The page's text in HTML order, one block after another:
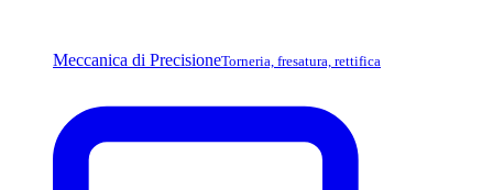
Meccanica di PrecisioneTorneria, fresatura, rettifica